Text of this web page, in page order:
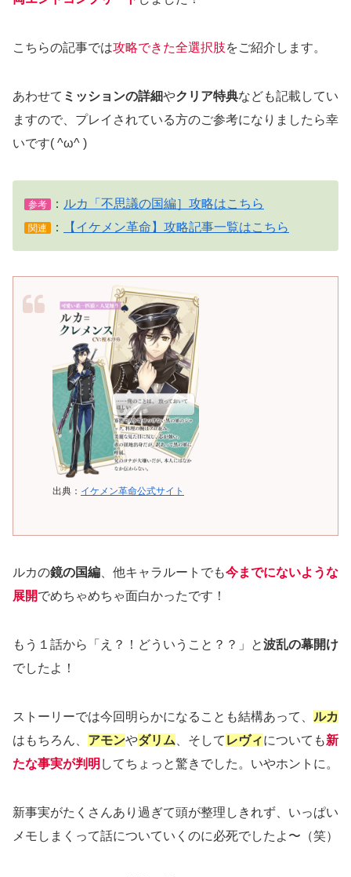
こちらの記事では攻略できた全選択肢をご紹介します。
あわせて ミッションの詳細やクリア特典なども記載してい
ますので、プレイされている方のご参考になりましたら幸
いです( ^ω^ )
参考 ： ルカ「不思議の国編］攻略はこちら
関連 ： 【イケメン革命】攻略記事一覧はこちら
出典： イケメン革命公式サイト
ルカの鏡の国編 、他キャラルートでも今までにないような
展開でめちゃめちゃ面白かったです！
もう１話から「え？！どういうこと？？」と波乱の幕開け
でしたよ！
ストーリーでは今回明らかになることも結構あって、 ルカ
はもちろん、 アモンやダリム 、そして レヴィについても新
たな事実が判明 してちょっと驚きでした。いやホントに。
新事実がたくさんあり過ぎて頭が整理しきれず、いっぱい
メモしまくって話についていくのに必死でしたよ〜（笑）